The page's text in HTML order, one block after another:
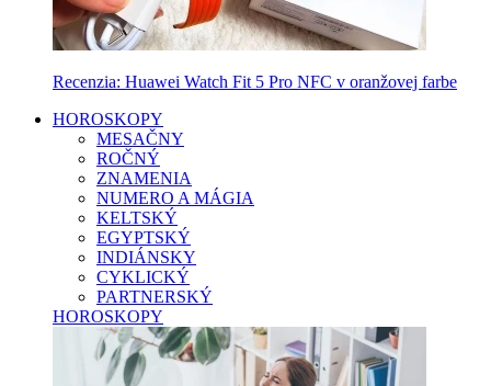
Recenzia: Huawei Watch Fit 5 Pro NFC v oranžovej farbe
HOROSKOPY
MESAČNY
ROČNÝ
ZNAMENIA
NUMERO A MÁGIA
KELTSKÝ
EGYPTSKÝ
INDIÁNSKY
CYKLICKÝ
PARTNERSKÝ
HOROSKOPY